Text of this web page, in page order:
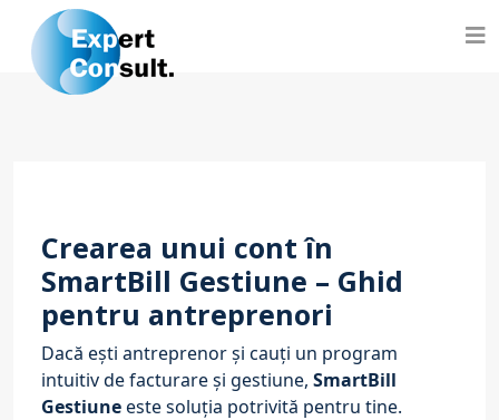
Crearea unui cont în
SmartBill Gestiune – Ghid
pentru antreprenori
Dacă ești antreprenor și cauți un program
intuitiv defacturare și gestiune, SmartBill
Gestiuneeste soluția potrivită pentru tine.